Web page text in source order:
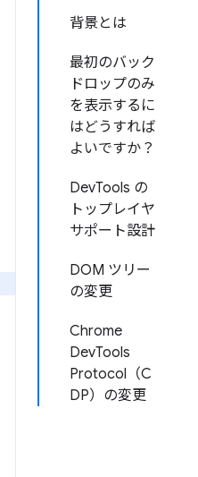
背景とは
最初のバック
ドロップのみ
を表示するに
はどうすれば
よいですか？
DevTools の
トップレイヤ
サポート設計
DOM ツリー
の変更
Chrome
DevTools
Protocol（C
DP）の変更